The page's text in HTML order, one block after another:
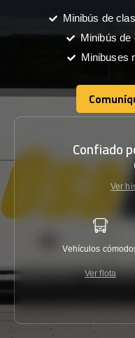
Minibús de
Minibús de
Minibuses
Confiado
Ver
Vehículos
Ver flota